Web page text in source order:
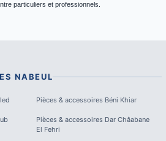
particuliers et professionnels.
NABEUL
Pièces & accessoires Béni Khiar
Pièces & accessoires Dar Châabane
El Fehri